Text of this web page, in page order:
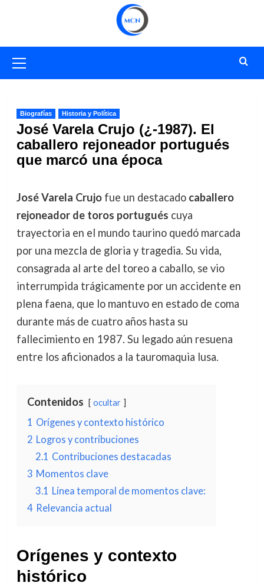
primario
Biografías Historia y Política
José Varela Crujo (¿-1987). El
caballero rejoneador portugués
que marcó una época
José Varela Crujofue un destacado caballero
rejoneador de toros portugués cuya
trayectoria en el mundo taurino quedó marcada
por una mezcla de gloria y tragedia. Su vida,
consagrada al arte del toreo a caballo, se vio
interrumpida trágicamente por un accidente en
plena faena, que lo mantuvo en estado de coma
durante más de cuatro años hasta su
fallecimiento en 1987. Su legado aún resuena
entre los aficionados a la tauromaquia lusa.
Contenidos ocultar
1 Orígenes y contexto histórico
2 Logros y contribuciones
2.1 Contribuciones destacadas
3 Momentos clave
3.1 Línea temporal de momentos clave:
4 Relevancia actual
Orígenes y contexto
histórico